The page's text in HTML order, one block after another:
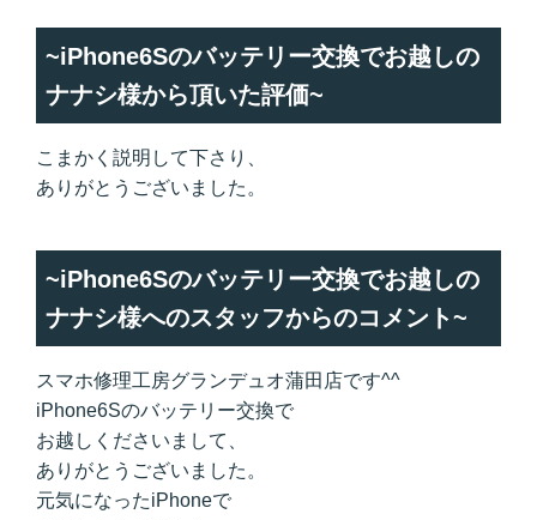
~iPhone6Sのバッテリー交換でお越しの
ナナシ様から頂いた評価~
こまかく説明して下さり、
ありがとうございました。
~iPhone6Sのバッテリー交換でお越しの
ナナシ様へのスタッフからのコメント~
スマホ修理工房グランデュオ蒲田店です^^
iPhone6Sのバッテリー交換で
お越しくださいまして、
ありがとうございました。
元気になったiPhoneで